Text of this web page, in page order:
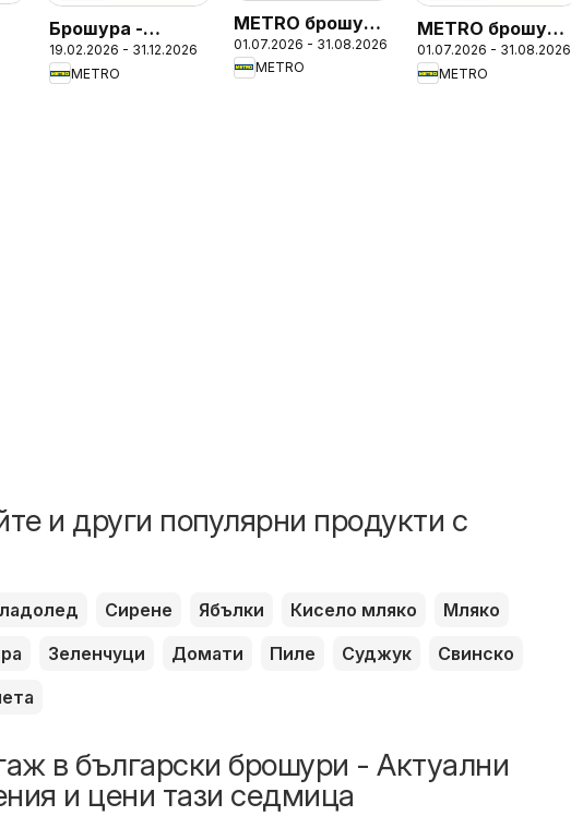
Брошура -
Месото
19.02.2026 - 31.12.2026
METRO
METRO брошура
- Цени на ниво
01.07.2026 - 31.08.2026
METRO
METRO брошура
- ХоРеКа
Хранителни
01.07.2026 - 31.08.2026
METRO
и други популярни продукти с
Сирене Ябълки Кисело мляко
Мляко
Зеленчуци Домати Пиле Суджук
Свинско
в български брошури - Актуални
и цени тази седмица